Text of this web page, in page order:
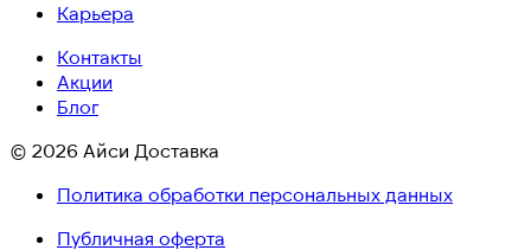
Карьера
Контакты
Акции
Блог
© 2026 Айси Доставка
Политика обработки персональных данных
Публичная оферта